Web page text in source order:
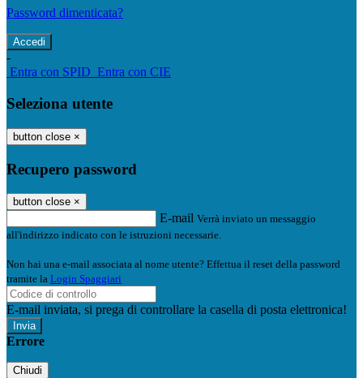
Password dimenticata?
-
Entra con SPID Entra con CIE
Seleziona utente
button close ×
Recupero password
button close ×
E-mail Verrà inviato un messaggio
all'indirizzo indicato con le istruzioni necessarie.
Non hai una e-mail associata al nome utente? Effettua il reset della password
tramite la Login Spaggiari
E-mail inviata, si prega di controllare la casella di posta elettronica!
Errore
Chiudi